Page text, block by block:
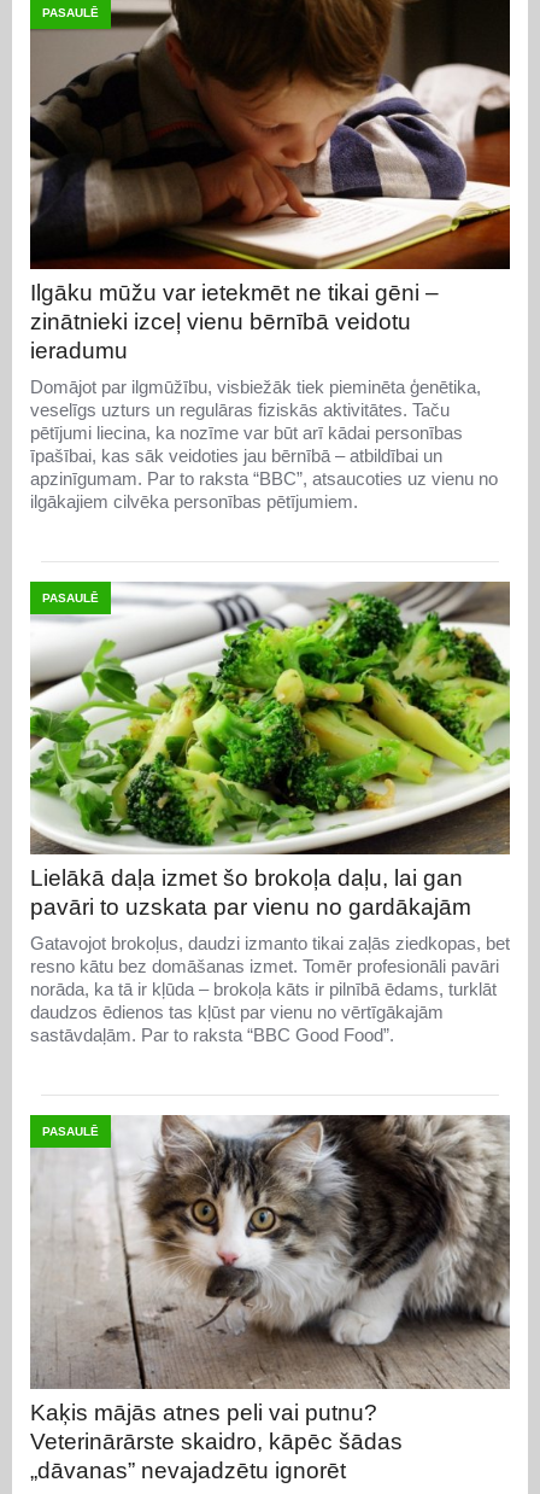
PASAULĒ
Ilgāku mūžu var ietekmēt ne tikai gēni –
zinātnieki izceļ vienu bērnībā veidotu
ieradumu
Domājot par ilgmūžību, visbiežāk tiek pieminēta ģenētika,
veselīgs uzturs un regulāras fiziskās aktivitātes. Taču
pētījumi liecina, ka nozīme var būt arī kādai personības
īpašībai, kas sāk veidoties jau bērnībā – atbildībai un
apzinīgumam. Par to raksta “BBC”, atsaucoties uz vienu no
ilgākajiem cilvēka personības pētījumiem.
PASAULĒ
Lielākā daļa izmet šo brokoļa daļu, lai gan
pavāri to uzskata par vienu no gardākajām
Gatavojot brokoļus, daudzi izmanto tikai zaļās ziedkopas, bet
resno kātu bez domāšanas izmet. Tomēr profesionāli pavāri
norāda, ka tā ir kļūda – brokoļa kāts ir pilnībā ēdams, turklāt
daudzos ēdienos tas kļūst par vienu no vērtīgākajām
sastāvdaļām. Par to raksta “BBC Good Food”.
PASAULĒ
Kaķis mājās atnes peli vai putnu?
Veterinārārste skaidro, kāpēc šādas
„dāvanas” nevajadzētu ignorēt